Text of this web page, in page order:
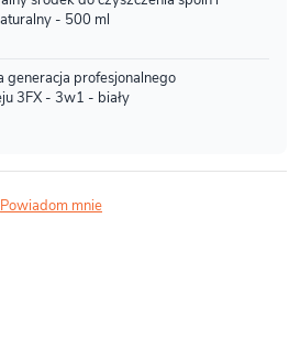
Powiadom mnie